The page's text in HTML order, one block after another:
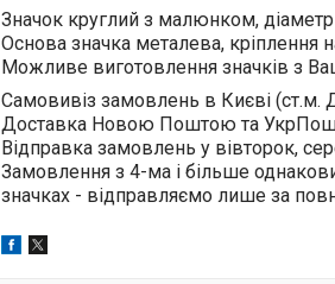
Значок круглий з малюнком, діаметр
Основа значка металева, кріплення
Можливе виготовлення значків з
Самовивіз замовлень в Києві (ст.м.
Доставка Новою Поштою та
Відправка замовлень у вівторок,
Замовлення з 4-ма і більше
значках - відправляємо лише за